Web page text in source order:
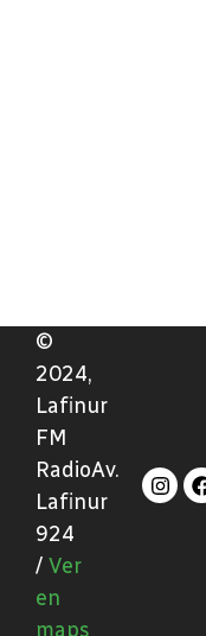
©
2024,
Lafinur
FM
RadioAv.
Lafinur
924
/ Ver
en
maps